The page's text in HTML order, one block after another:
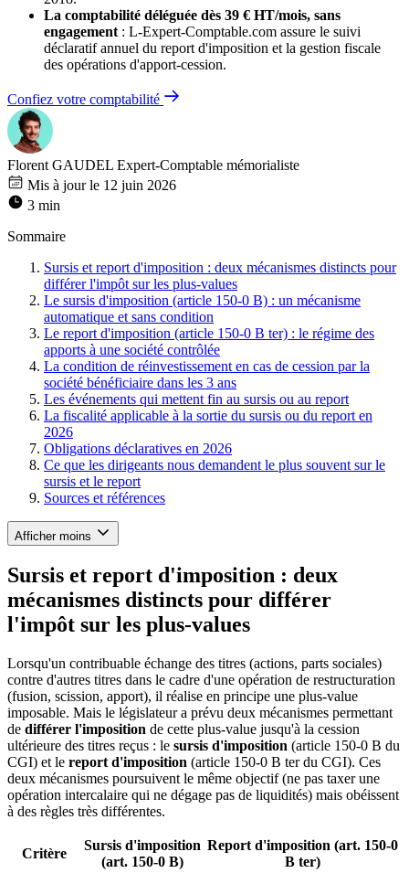
La comptabilité déléguée dès 39 € HT/mois, sans
engagement : L-Expert-Comptable.com assure le suivi
déclaratif annuel du report d'imposition et la gestion fiscale
des opérations d'apport-cession.
Confiez votre comptabilité
Florent GAUDEL Expert-Comptable mémorialiste
Mis à jour le 12 juin 2026
3 min
Sommaire
Sursis et report d'imposition : deux mécanismes distincts pour
différer l'impôt sur les plus-values
Le sursis d'imposition (article 150-0 B) : un mécanisme
automatique et sans condition
Le report d'imposition (article 150-0 B ter) : le régime des
apports à une société contrôlée
La condition de réinvestissement en cas de cession par la
société bénéficiaire dans les 3 ans
Les événements qui mettent fin au sursis ou au report
La fiscalité applicable à la sortie du sursis ou du report en
2026
Obligations déclaratives en 2026
Ce que les dirigeants nous demandent le plus souvent sur le
sursis et le report
Sources et références
Afficher moins
Sursis et report d'imposition : deux
mécanismes distincts pour différer
l'impôt sur les plus-values
Lorsqu'un contribuable échange des titres (actions, parts sociales)
contre d'autres titres dans le cadre d'une opération de restructuration
(fusion, scission, apport), il réalise en principe une plus-value
imposable. Mais le législateur a prévu deux mécanismes permettant
de différer l'imposition de cette plus-value jusqu'à la cession
ultérieure des titres reçus : le sursis d'imposition (article 150-0 B du
CGI) et le report d'imposition (article 150-0 B ter du CGI). Ces
deux mécanismes poursuivent le même objectif (ne pas taxer une
opération intercalaire qui ne dégage pas de liquidités) mais obéissent
à des règles très différentes.
Critère
Sursis d'imposition
(art. 150-0 B)
Report d'imposition (art. 150-0
B ter)